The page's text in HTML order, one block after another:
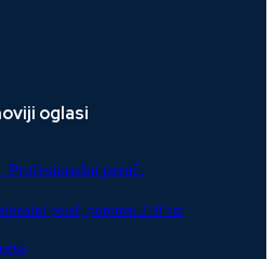
oglasi
perač, puromat 270 bar